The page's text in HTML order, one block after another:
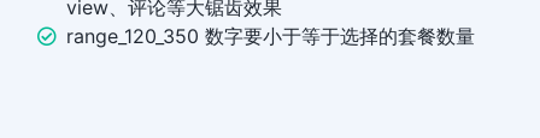
view、评论等大锯齿效果
range_120_350 数字要小于等于选择的套餐数量